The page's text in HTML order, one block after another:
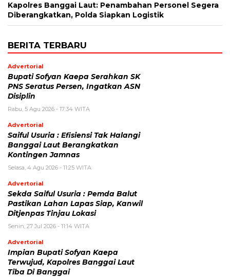
Kapolres Banggai Laut: Penambahan Personel Segera
Diberangkatkan, Polda Siapkan Logistik
BERITA TERBARU
Advertorial
Bupati Sofyan Kaepa Serahkan SK
PNS Seratus Persen, Ingatkan ASN
Disiplin
Rabu, 5 Agu 2026 - 17:34 WITA
Advertorial
Saiful Usuria : Efisiensi Tak Halangi
Banggai Laut Berangkatkan
Kontingen Jamnas
Selasa, 4 Agu 2026 - 11:25 WITA
Advertorial
Sekda Saiful Usuria : Pemda Balut
Pastikan Lahan Lapas Siap, Kanwil
Ditjenpas Tinjau Lokasi
Senin, 27 Jul 2026 - 11:14 WITA
Advertorial
Impian Bupati Sofyan Kaepa
Terwujud, Kapolres Banggai Laut
Tiba Di Banggai